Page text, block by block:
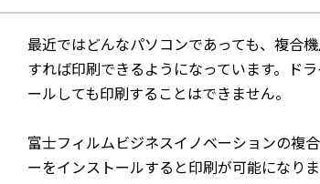
最近ではどんなパソコンであっても、複合
すれば印刷できるようになっています。ド
ールしても印刷することはできません。
富士フィルムビジネスイノベーションの複
ーをインストールすると印刷が可能になりま